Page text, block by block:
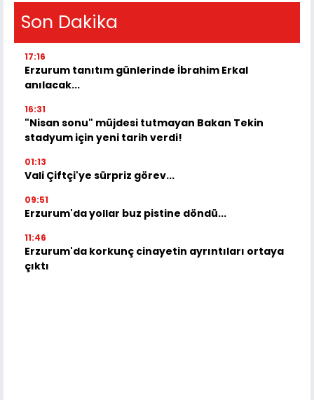
Son Dakika
17:16
Erzurum tanıtım günlerinde İbrahim Erkal
anılacak...
16:31
"Nisan sonu" müjdesi tutmayan Bakan Tekin
stadyum için yeni tarih verdi!
01:13
Vali Çiftçi'ye sürpriz görev...
09:51
Erzurum'da yollar buz pistine döndü...
11:46
Erzurum'da korkunç cinayetin ayrıntıları ortaya
çıktı